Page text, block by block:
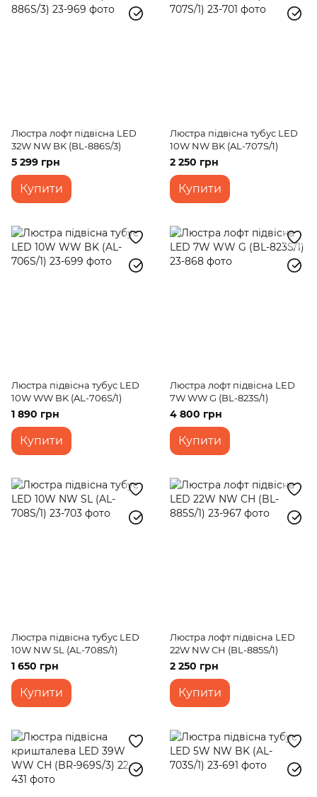
Люстра лофт підвісна LED
32W NW BK (BL-886S/3)
5 299 грн
Купити
Люстра підвісна тубус LED
10W NW BK (AL-707S/1)
2 250 грн
Купити
Люстра підвісна тубус LED
10W WW BK (AL-706S/1)
1 890 грн
Купити
Люстра лофт підвісна LED
7W WW G (BL-823S/1)
4 800 грн
Купити
Люстра підвісна тубус LED
10W NW SL (AL-708S/1)
1 650 грн
Купити
Люстра лофт підвісна LED
22W NW CH (BL-885S/1)
2 250 грн
Купити